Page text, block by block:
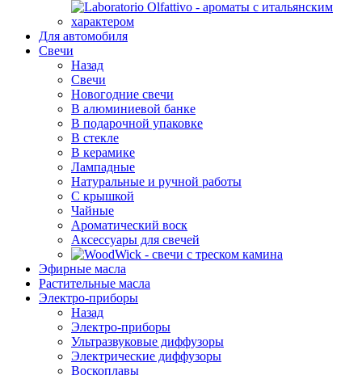
Для автомобиля
Свечи
Назад
Свечи
Новогодние свечи
В алюминиевой банке
В подарочной упаковке
В стекле
В керамике
Лампадные
Натуральные и ручной работы
С крышкой
Чайные
Ароматический воск
Аксессуары для свечей
Эфирные масла
Растительные масла
Электро-приборы
Назад
Электро-приборы
Ультразвуковые диффузоры
Электрические диффузоры
Воскоплавы